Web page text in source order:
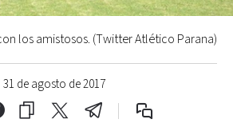
31 de agosto de 2017
los amistosos. (Twitter Atlético Parana)